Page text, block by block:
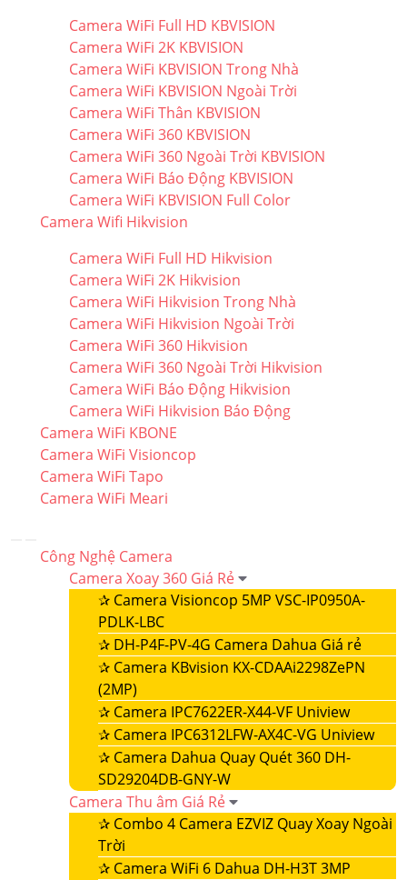
Camera WiFi Full HD KBVISION
Camera WiFi 2K KBVISION
Camera WiFi KBVISION Trong Nhà
Camera WiFi KBVISION Ngoài Trời
Camera WiFi Thân KBVISION
Camera WiFi 360 KBVISION
Camera WiFi 360 Ngoài Trời KBVISION
Camera WiFi Báo Động KBVISION
Camera WiFi KBVISION Full Color
Camera Wifi Hikvision
Camera WiFi Full HD Hikvision
Camera WiFi 2K Hikvision
Camera WiFi Hikvision Trong Nhà
Camera WiFi Hikvision Ngoài Trời
Camera WiFi 360 Hikvision
Camera WiFi 360 Ngoài Trời Hikvision
Camera WiFi Báo Động Hikvision
Camera WiFi Hikvision Báo Động
Camera WiFi KBONE
Camera WiFi Visioncop
Camera WiFi Tapo
Camera WiFi Meari
Công Nghệ Camera
Camera Xoay 360 Giá Rẻ
✰ Camera Visioncop 5MP VSC-IP0950A-
PDLK-LBC
✰ DH-P4F-PV-4G Camera Dahua Giá rẻ
✰ Camera KBvision KX-CDAAi2298ZePN
(2MP)
✰ Camera IPC7622ER-X44-VF Uniview
✰ Camera IPC6312LFW-AX4C-VG Uniview
✰ Camera Dahua Quay Quét 360 DH-
SD29204DB-GNY-W
Camera Thu âm Giá Rẻ
✰ Combo 4 Camera EZVIZ Quay Xoay Ngoài
Trời
✰ Camera WiFi 6 Dahua DH-H3T 3MP